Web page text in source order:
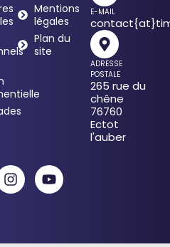
Mentions
légales
Plan du
site
E-MAIL
ADRESSE
POSTALE
265 rue du
chêne
76760
Ectot
l'auber